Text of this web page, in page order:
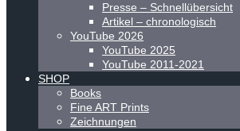
Presse – Schnellübersicht
Artikel – chronologisch
YouTube 2026
YouTube 2025
YouTube 2011-2021
SHOP
Books
Fine ART Prints
Zeichnungen